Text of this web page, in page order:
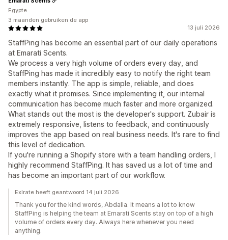
13 juli 2026
StaffPing has become an essential part of our daily operations
at Emarati Scents.
We process a very high volume of orders every day, and
StaffPing has made it incredibly easy to notify the right team
members instantly. The app is simple, reliable, and does
exactly what it promises. Since implementing it, our internal
communication has become much faster and more organized.
What stands out the most is the developer's support. Zubair is
extremely responsive, listens to feedback, and continuously
improves the app based on real business needs. It's rare to find
this level of dedication.
If you're running a Shopify store with a team handling orders, I
highly recommend StaffPing. It has saved us a lot of time and
has become an important part of our workflow.
Egypte
3 maanden gebruiken de app
Exlrate heeft geantwoord 14 juli 2026
Thank you for the kind words, Abdalla. It means a lot to know
StaffPing is helping the team at Emarati Scents stay on top of a high
volume of orders every day. Always here whenever you need
anything.